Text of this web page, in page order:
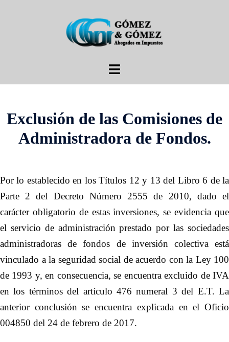
Exclusión de las Comisiones de
Administradora de Fondos.
Por lo establecido en los Títulos 12 y 13 del Libro 6 de la
Parte 2 del Decreto Número 2555 de 2010, dado el
carácter obligatorio de estas inversiones, se evidencia que
el servicio de administración prestado por las sociedades
administradoras de fondos de inversión colectiva está
vinculado a la seguridad social de acuerdo con la Ley 100
de 1993 y, en consecuencia, se encuentra excluido de IVA
en los términos del artículo 476 numeral 3 del E.T. La
anterior conclusión se encuentra explicada en el Oficio
004850 del 24 de febrero de 2017.